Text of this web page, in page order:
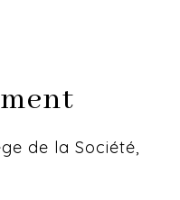
de la Société,